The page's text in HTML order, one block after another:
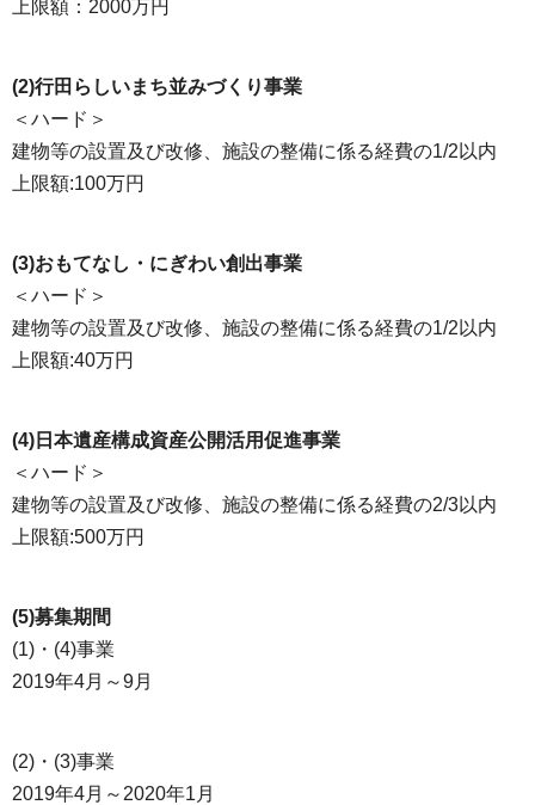
上限額：2000万円
(2)行田らしいまち並みづくり事業
＜ハード＞
建物等の設置及び改修、施設の整備に係る経費の1/2以内
上限額:100万円
(3)おもてなし・にぎわい創出事業
＜ハード＞
建物等の設置及び改修、施設の整備に係る経費の1/2以内
上限額:40万円
(4)日本遺産構成資産公開活用促進事業
＜ハード＞
建物等の設置及び改修、施設の整備に係る経費の2/3以内
上限額:500万円
(5)募集期間
(1)・(4)事業
2019年4月～9月
(2)・(3)事業
2019年4月～2020年1月